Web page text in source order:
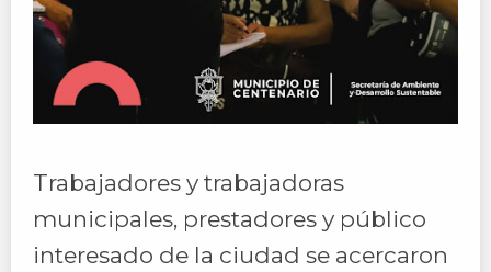
Trabajadores y trabajadoras
municipales, prestadores y público
interesado de la ciudad se acercaron